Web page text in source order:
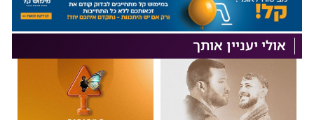
אולי יעניין אותך